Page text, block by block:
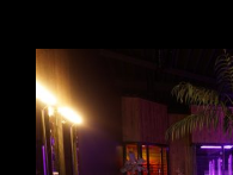
FOTO’S
INFO